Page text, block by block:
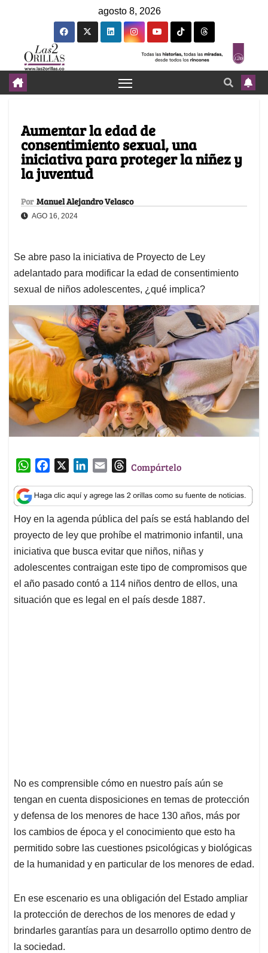
agosto 8, 2026
Aumentar la edad de
consentimiento sexual, una
iniciativa para proteger la niñez y
la juventud
Por Manuel Alejandro Velasco
AGO 16, 2024
Se abre paso la iniciativa de Proyecto de Ley
adelantado para modificar la edad de consentimiento
sexual de niños adolescentes, ¿qué implica?
W
a
t
s
A
p
p
c
e
b
o
o
k
n
k
e
d
I
n
a
i
l
T
r
e
a
d
s
Compártelo
Hoy en la agenda pública del país se está hablando del
proyecto de ley que prohíbe el matrimonio infantil, una
iniciativa que busca evitar que niños, niñas y
adolescentes contraigan este tipo de compromisos que
el año pasado contó a 114 niños dentro de ellos, una
situación que es legal en el país desde 1887.
No es comprensible cómo en nuestro país aún se
tengan en cuenta disposiciones en temas de protección
y defensa de los menores de hace 130 años, más por
los cambios de época y el conocimiento que esto ha
permitido sobre las cuestiones psicológicas y biológicas
de la humanidad y en particular de los menores de edad.
En ese escenario es una obligación del Estado ampliar
la protección de derechos de los menores de edad y
brindarles garantías para un desarrollo optimo dentro de
la sociedad.